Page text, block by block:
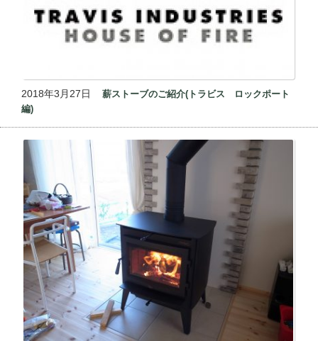
2018年3月27日 薪ストーブのご紹介(トラビス ロックポート
編)